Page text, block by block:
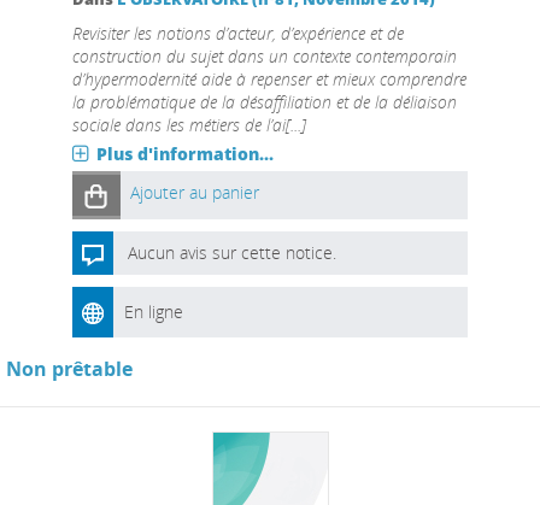
Revisiter les notions d’acteur, d’expérience et de
construction du sujet dans un contexte contemporain
d’hypermodernité aide à repenser et mieux comprendre
la problématique de la désaffiliation et de la déliaison
sociale dans les métiers de l’ai[...]
Plus d'information...
Ajouter au panier
Aucun avis sur cette notice.
En ligne
Non prêtable